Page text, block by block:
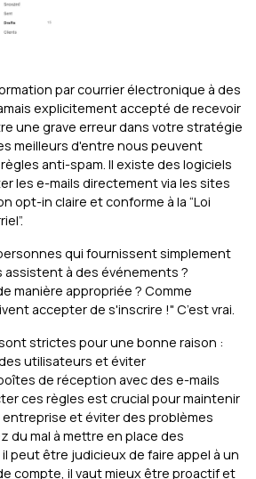
par courrier électronique à des
explicitement accepté de recevoir
une grave erreur dans votre stratégie
meilleurs d'entre nous peuvent
anti-spam. Il existe des logiciels
les e-mails directement via les sites
opt-in claire et conforme à la “Loi
qui fournissent simplement
assistent à des événements ?
manière appropriée ? Comme
accepter de s'inscrire !" C’est vrai.
strictes pour une bonne raison :
utilisateurs et éviter
de réception avec des e-mails
ces règles est crucial pour maintenir
et éviter des problèmes
du mal à mettre en place des
peut être judicieux de faire appel à un
compte, il vaut mieux être proactif et